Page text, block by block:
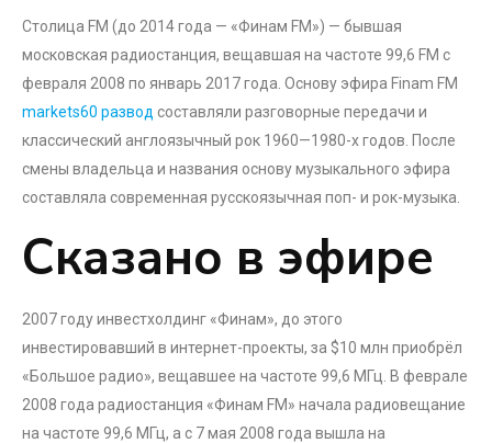
Столица FM (до 2014 года — «Финам FM») — бывшая
московская радиостанция, вещавшая на частоте 99,6 FM с
февраля 2008 по январь 2017 года. Основу эфира Finam FM
markets60 развод составляли разговорные передачи и
классический англоязычный рок 1960—1980-х годов. После
смены владельца и названия основу музыкального эфира
составляла современная русскоязычная поп- и рок-музыка.
Сказано в эфире
2007 году инвестхолдинг «Финам», до этого
инвестировавший в интернет-проекты, за $10 млн приобрёл
«Большое радио», вещавшее на частоте 99,6 МГц. В феврале
2008 года радиостанция «Финам FM» начала радиовещание
на частоте 99,6 МГц, а с 7 мая 2008 года вышла на